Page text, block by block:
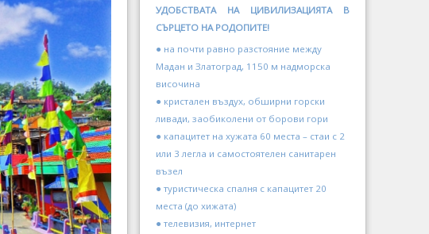
УДОБСТВАТА НА ЦИВИЛИЗАЦИЯТА В
СЪРЦЕТО НА РОДОПИТЕ!
● на почти равно разстояние между
Мадан и Златоград, 1150 м надморска
височина
● кристален въздух, обширни горски
ливади, заобиколени от борови гори
● капацитет на хужата 60 места – стаи с 2
или 3 легла и самостоятелен санитарен
възел
● туристическа спалня с капацитет 20
места (до хижата)
● телевизия, интернет